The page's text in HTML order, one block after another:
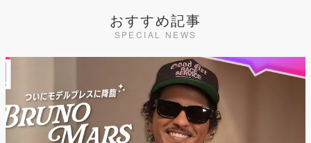
おすすめ記事
SPECIAL NEWS